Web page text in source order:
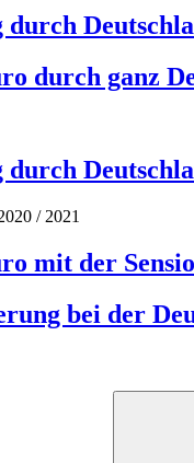
durch ganz
mit der
bei der